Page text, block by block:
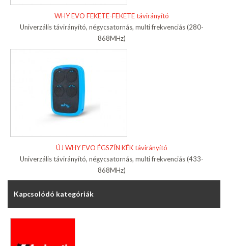
WHY EVO FEKETE-FEKETE távirányító
Univerzális távirányító, négycsatornás, multi frekvenciás (280-
868MHz)
ÚJ WHY EVO ÉGSZÍN KÉK távirányító
Univerzális távirányító, négycsatornás, multi frekvenciás (433-
868MHz)
Kapcsolódó kategóriák